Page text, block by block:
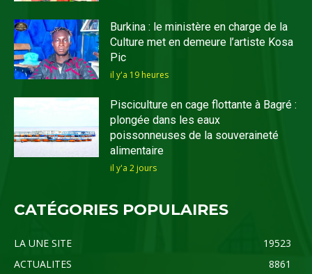
Burkina : le ministère en charge de la
Culture met en demeure l’artiste Kosa
Pic
il y'a 19 heures
Pisciculture en cage flottante à Bagré :
plongée dans les eaux
poissonneuses de la souveraineté
alimentaire
il y'a 2 jours
CATÉGORIES POPULAIRES
LA UNE SITE
19523
ACTUALITES
8861